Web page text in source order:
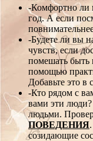
-Комфортно ли
год. А если
-Будете ли вы
чувств, если
помешать быть
помощью
Добавьте это в
-Кто рядом с
вами эти
людьми.
ПОВЕДЕНИЯ
созидающие